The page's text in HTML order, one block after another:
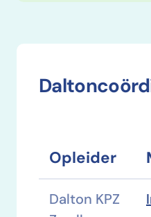
Opleider
Dalton KPZ